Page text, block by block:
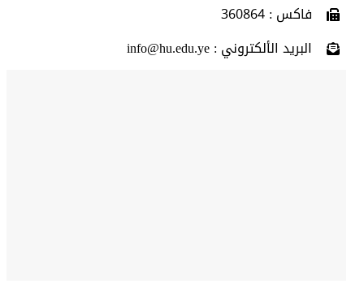
فاكس : 360864
البريد الألكتروني : info@hu.edu.ye